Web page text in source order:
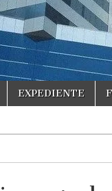
EXPEDIENTE